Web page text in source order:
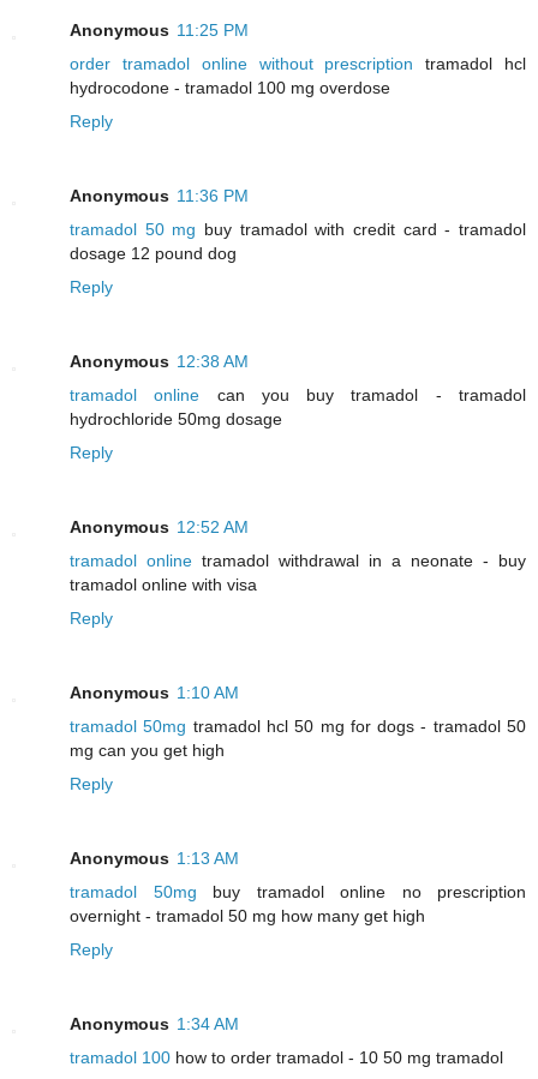
Anonymous 11:25 PM
order tramadol online without prescription tramadol hcl
hydrocodone - tramadol 100 mg overdose
Reply
Anonymous 11:36 PM
tramadol 50 mg buy tramadol with credit card - tramadol
dosage 12 pound dog
Reply
Anonymous 12:38 AM
tramadol online can you buy tramadol - tramadol
hydrochloride 50mg dosage
Reply
Anonymous 12:52 AM
tramadol online tramadol withdrawal in a neonate - buy
tramadol online with visa
Reply
Anonymous 1:10 AM
tramadol 50mg tramadol hcl 50 mg for dogs - tramadol 50
mg can you get high
Reply
Anonymous 1:13 AM
tramadol 50mg buy tramadol online no prescription
overnight - tramadol 50 mg how many get high
Reply
Anonymous 1:34 AM
tramadol 100 how to order tramadol - 10 50 mg tramadol